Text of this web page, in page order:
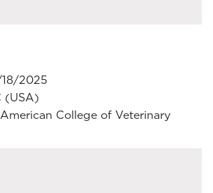
2025
(USA)
College of Veterinary